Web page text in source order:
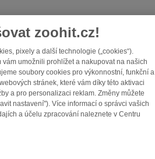
zoohit.cz!
pixely a další technologie („cookies“).
umožnili prohlížet a nakupovat na našich
soubory cookies pro výkonnostní, funkční a
stránek, které vám díky této aktivaci
a pro personalizaci reklam. Změny můžete
nastavení"). Více informací o správci vašich
a účelu zpracování naleznete v Centru